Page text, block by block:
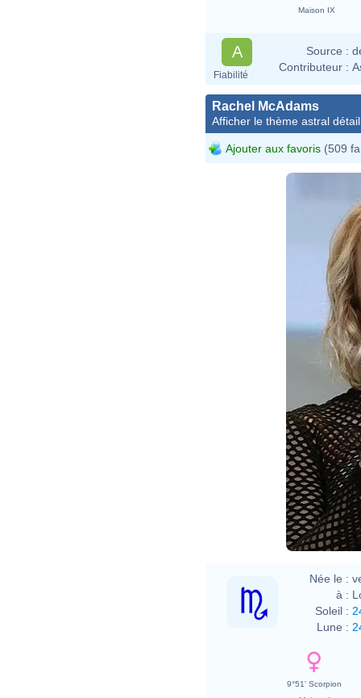
Maison IX
A
Fiabilité
Source :
Contributeur :
Rachel McAdams
Afficher le thème astral
Ajouter aux favoris (509
Née le :
à :
Soleil :
Lune :
9°51' Scorpion